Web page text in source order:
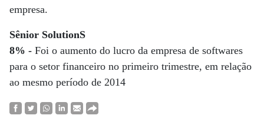
empresa.
Sênior SolutionS
8% - Foi o aumento do lucro da empresa de softwares
para o setor financeiro no primeiro trimestre, em relação
ao mesmo período de 2014